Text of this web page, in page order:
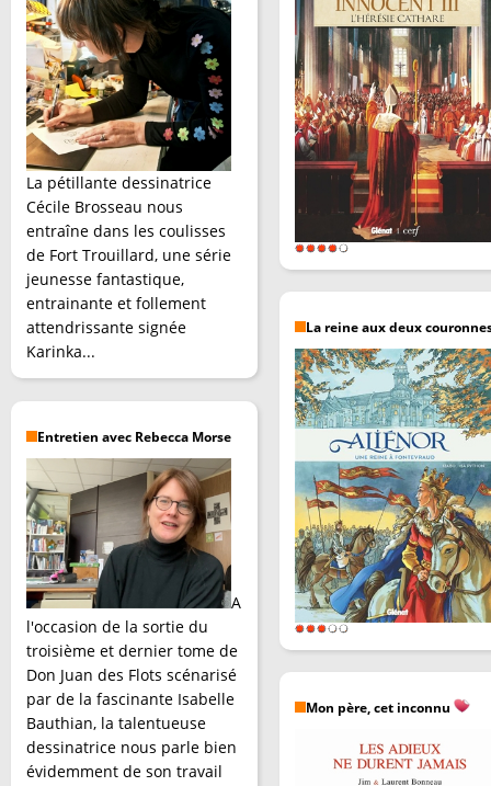
La pétillante dessinatrice
Cécile Brosseau nous
entraîne dans les coulisses
de Fort Trouillard, une série
jeunesse fantastique,
entrainante et follement
attendrissante signée
Karinka...
Entretien avec Rebecca Morse
A
l'occasion de la sortie du
troisième et dernier tome de
Don Juan des Flots scénarisé
par de la fascinante Isabelle
Bauthian, la talentueuse
dessinatrice nous parle bien
évidemment de son travail
La reine aux deux
Mon père, cet inconnu